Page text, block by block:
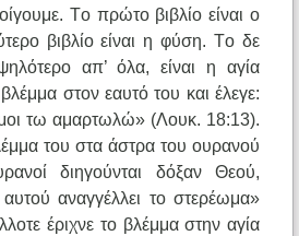
Tο πρώτο βιβλίο είναι ο
βιβλίο είναι η φύση. Tο δε
απ’ όλα, είναι η αγία
στον εαυτό του και έλεγε:
τω αμαρτωλώ» (Λουκ. 18:13).
του στα άστρα του ουρανού
διηγούνται δόξαν Θεού,
αναγγέλλει το στερέωμα»
έριχνε το βλέμμα στην αγία